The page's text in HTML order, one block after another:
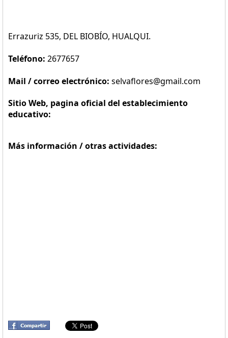
Errazuriz 535, DEL BIOBÍO, HUALQUI.
Teléfono: 2677657
Mail / correo electrónico: selvaflores@gmail.com
Sitio Web, pagina oficial del establecimiento
educativo:
Más información / otras actividades: